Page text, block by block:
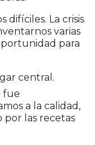
difíciles. La crisis
varias
para
central.
fue
a la calidad,
por las recetas